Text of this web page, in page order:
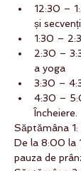
12:30 –
și
1:30 –
2:30 –
a yoga
3:30 –
4:30 –
Încheiere.
Săptămâna
De la 8:00 la
pauza de